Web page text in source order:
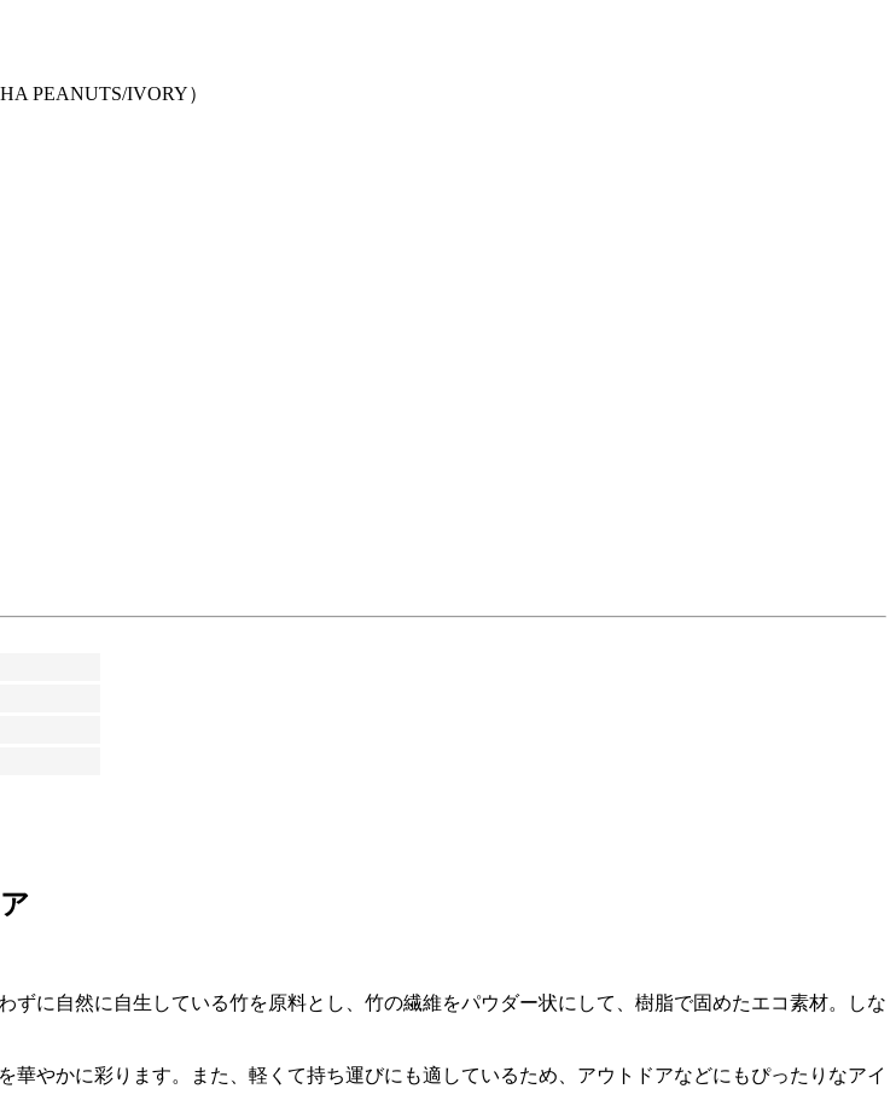
PEANUTS/IVORY）
に自然に自生している竹を原料とし、竹の繊維をパウダー状にして、樹脂で固めたエコ素材。しな
やかに彩ります。また、軽くて持ち運びにも適しているため、アウトドアなどにもぴったりなアイ